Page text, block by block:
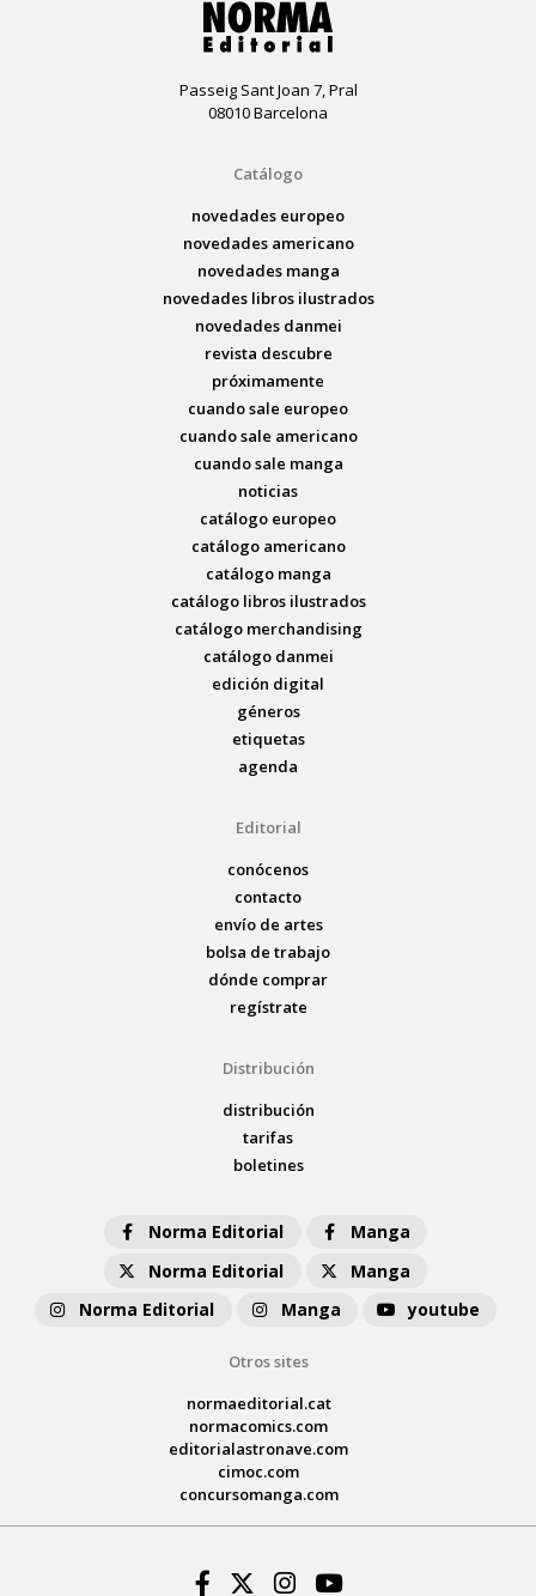
Passeig Sant Joan 7, Pral
08010 Barcelona
Catálogo
novedades europeo
novedades americano
novedades manga
novedades libros ilustrados
novedades danmei
revista descubre
próximamente
cuando sale europeo
cuando sale americano
cuando sale manga
noticias
catálogo europeo
catálogo americano
catálogo manga
catálogo libros ilustrados
catálogo merchandising
catálogo danmei
edición digital
géneros
etiquetas
agenda
Editorial
conócenos
contacto
envío de artes
bolsa de trabajo
dónde comprar
regístrate
Distribución
distribución
tarifas
boletines
Norma Editorial
Manga
Norma Editorial
Manga
Norma Editorial
Manga youtube
Otros sites
normaeditorial.cat
normacomics.com
editorialastronave.com
cimoc.com
concursomanga.com
Facebook
Twitter
Instagram
Youtube